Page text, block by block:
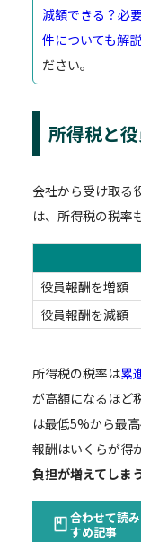
減額できる？必
件についても解説
ださい。
所得税と
会社から受け取る
は、所得税の税率
役員報酬を増額
役員報酬を減額
所得税の税率は累
が高額になるほど
は最低5%から最
報酬はいくらが得
負担が増えてしま
合わせて読
すめ記事